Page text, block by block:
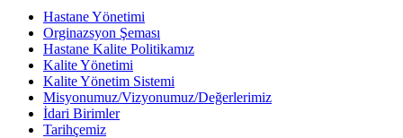
Hastane Yönetimi
Orginazsyon Şeması
Hastane Kalite Politikamız
Kalite Yönetimi
Kalite Yönetim Sistemi
Misyonumuz/Vizyonumuz/Değerlerimiz
İdari Birimler
Tarihçemiz